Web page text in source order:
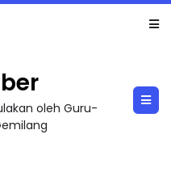
oleh Guru-